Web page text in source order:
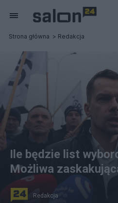
Strona główna Redakcja
Ile będzie list
Możliwa
Redakcja